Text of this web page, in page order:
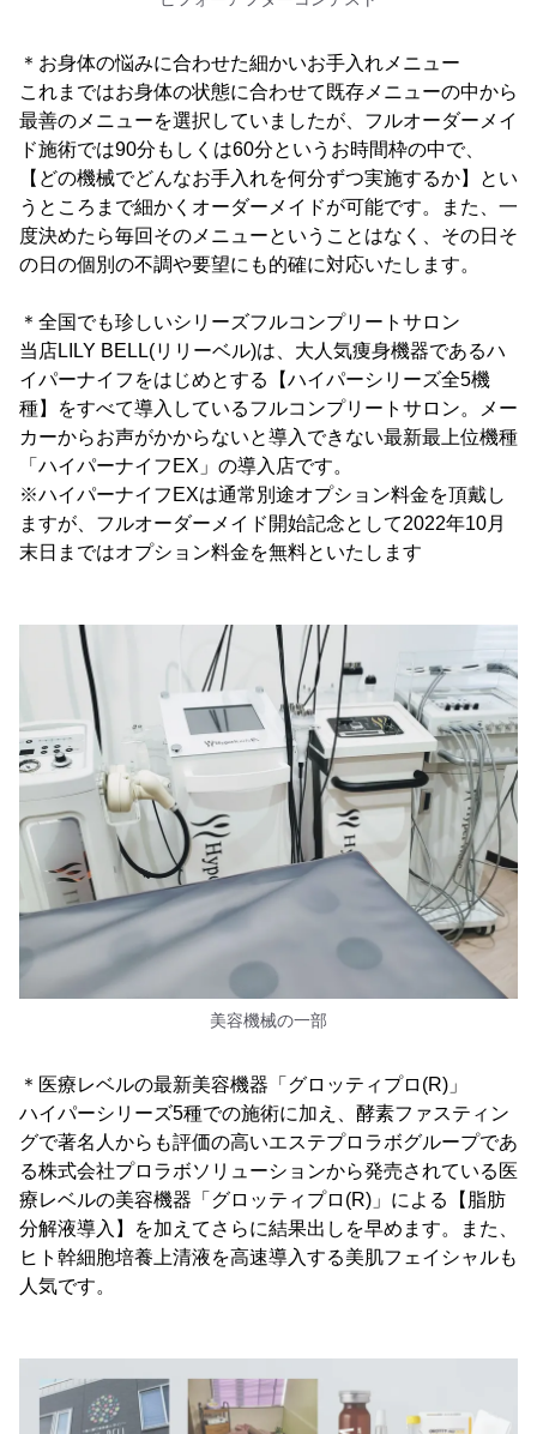
＊お身体の悩みに合わせた細かいお手入れメニュー
これまではお身体の状態に合わせて既存メニューの中から
最善のメニューを選択していましたが、フルオーダーメイ
ド施術では90分もしくは60分というお時間枠の中で、
【どの機械でどんなお手入れを何分ずつ実施するか】とい
うところまで細かくオーダーメイドが可能です。また、一
度決めたら毎回そのメニューということはなく、その日そ
の日の個別の不調や要望にも的確に対応いたします。
＊全国でも珍しいシリーズフルコンプリートサロン
当店LILY BELL(リリーベル)は、大人気痩身機器であるハ
イパーナイフをはじめとする【ハイパーシリーズ全5機
種】をすべて導入しているフルコンプリートサロン。メー
カーからお声がかからないと導入できない最新最上位機種
「ハイパーナイフEX」の導入店です。
※ハイパーナイフEXは通常別途オプション料金を頂戴し
ますが、フルオーダーメイド開始記念として2022年10月
末日まではオプション料金を無料といたします
美容機械の一部
＊医療レベルの最新美容機器「グロッティプロ(R)」
ハイパーシリーズ5種での施術に加え、酵素ファスティン
グで著名人からも評価の高いエステプロラボグループであ
る株式会社プロラボソリューションから発売されている医
療レベルの美容機器「グロッティプロ(R)」による【脂肪
分解液導入】を加えてさらに結果出しを早めます。また、
ヒト幹細胞培養上清液を高速導入する美肌フェイシャルも
人気です。